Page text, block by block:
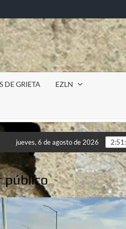
DE GRIETA EZLN
la UAEM (Morelos) durante
en la UAEM (Morelos) durante
jueves, 6 de agosto de 2026
público